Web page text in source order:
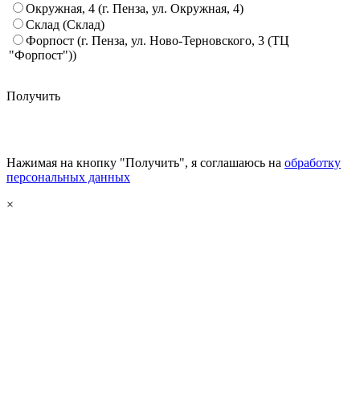
Окружная, 4 (г. Пенза, ул. Окружная, 4)
Склад (Склад)
Форпост (г. Пенза, ул. Ново-Терновского, 3 (ТЦ
"Форпост"))
Получить
Нажимая на кнопку "Получить", я соглашаюсь на обработку
персональных данных
×